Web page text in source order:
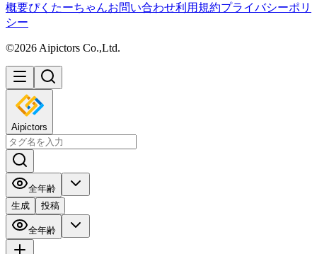
概要ぴくたーちゃんお問い合わせ利用規約プライバシーポリ
シー
©2026 Aipictors Co.,Ltd.
Aipictors
全年齢
生成
投稿
全年齢